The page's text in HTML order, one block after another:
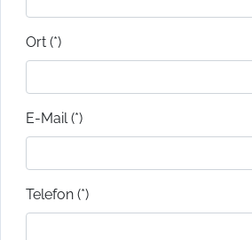
Ort (*)
E-Mail (*)
Telefon (*)